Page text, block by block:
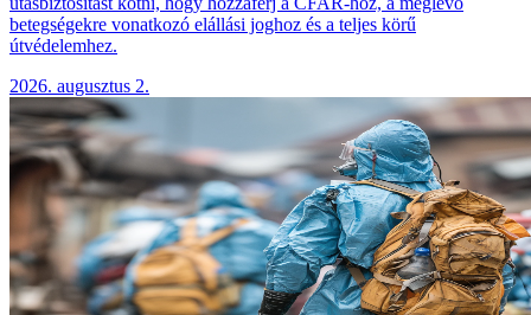
betegségekre vonatkozó elállási joghoz és a teljes körű
útvédelemhez.
2026. augusztus 2.